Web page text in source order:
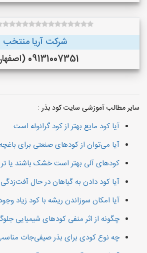
شرکت آریا منتخب
09131007351 (اصفهان)
سایر مطالب آموزشی سایت کود بذر :
آیا کود مایع بهتر از کود گرانوله است
آیا می‌توان از کودهای صنعتی برای
کودهای آلی بهتر است خشک باشند یا تر
آیا کود دادن به گیاهان در حال
آیا امکان سوزاندن ریشه با کود زیاد
چگونه از اثر منفی کودهای شیمیایی
چه نوع کودی برای بذر صیفی‌جات